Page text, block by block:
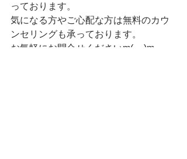
っております。
気になる方やご心配な方は無料のカウ
ンセリングも承っております。
お気軽にお問合せくださいm(__)m